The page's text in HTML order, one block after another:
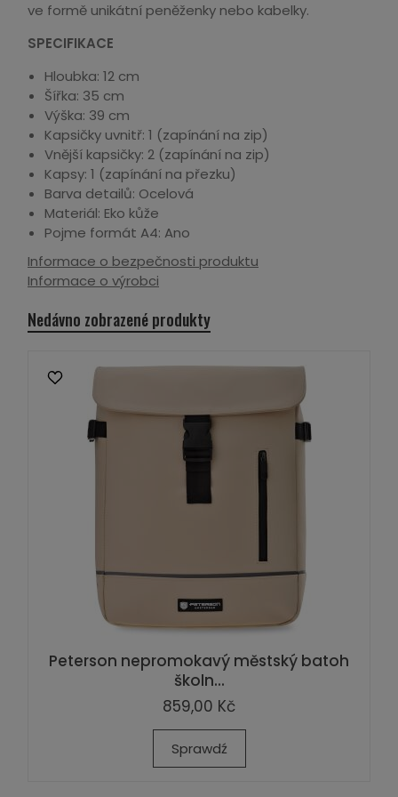
ve formě unikátní peněženky nebo kabelky.
SPECIFIKACE
Hloubka: 12 cm
Šířka: 35 cm
Výška: 39 cm
Kapsičky uvnitř: 1 (zapínání na zip)
Vnější kapsičky: 2 (zapínání na zip)
Kapsy: 1 (zapínání na přezku)
Barva detailů: Ocelová
Materiál: Eko kůže
Pojme formát A4: Ano
Informace o bezpečnosti produktu
Informace o výrobci
Nedávno zobrazené produkty
Peterson nepromokavý městský batoh
školn...
859,00 Kč
Sprawdź